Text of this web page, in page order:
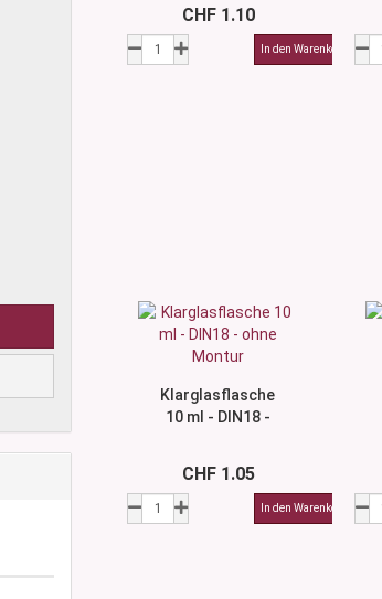
CHF 1.10
Klarglasflasche
10 ml - DIN18 -
CHF 1.05